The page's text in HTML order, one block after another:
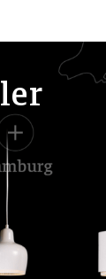
ler